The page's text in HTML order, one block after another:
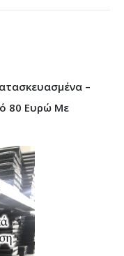
–
80 Ευρώ Με